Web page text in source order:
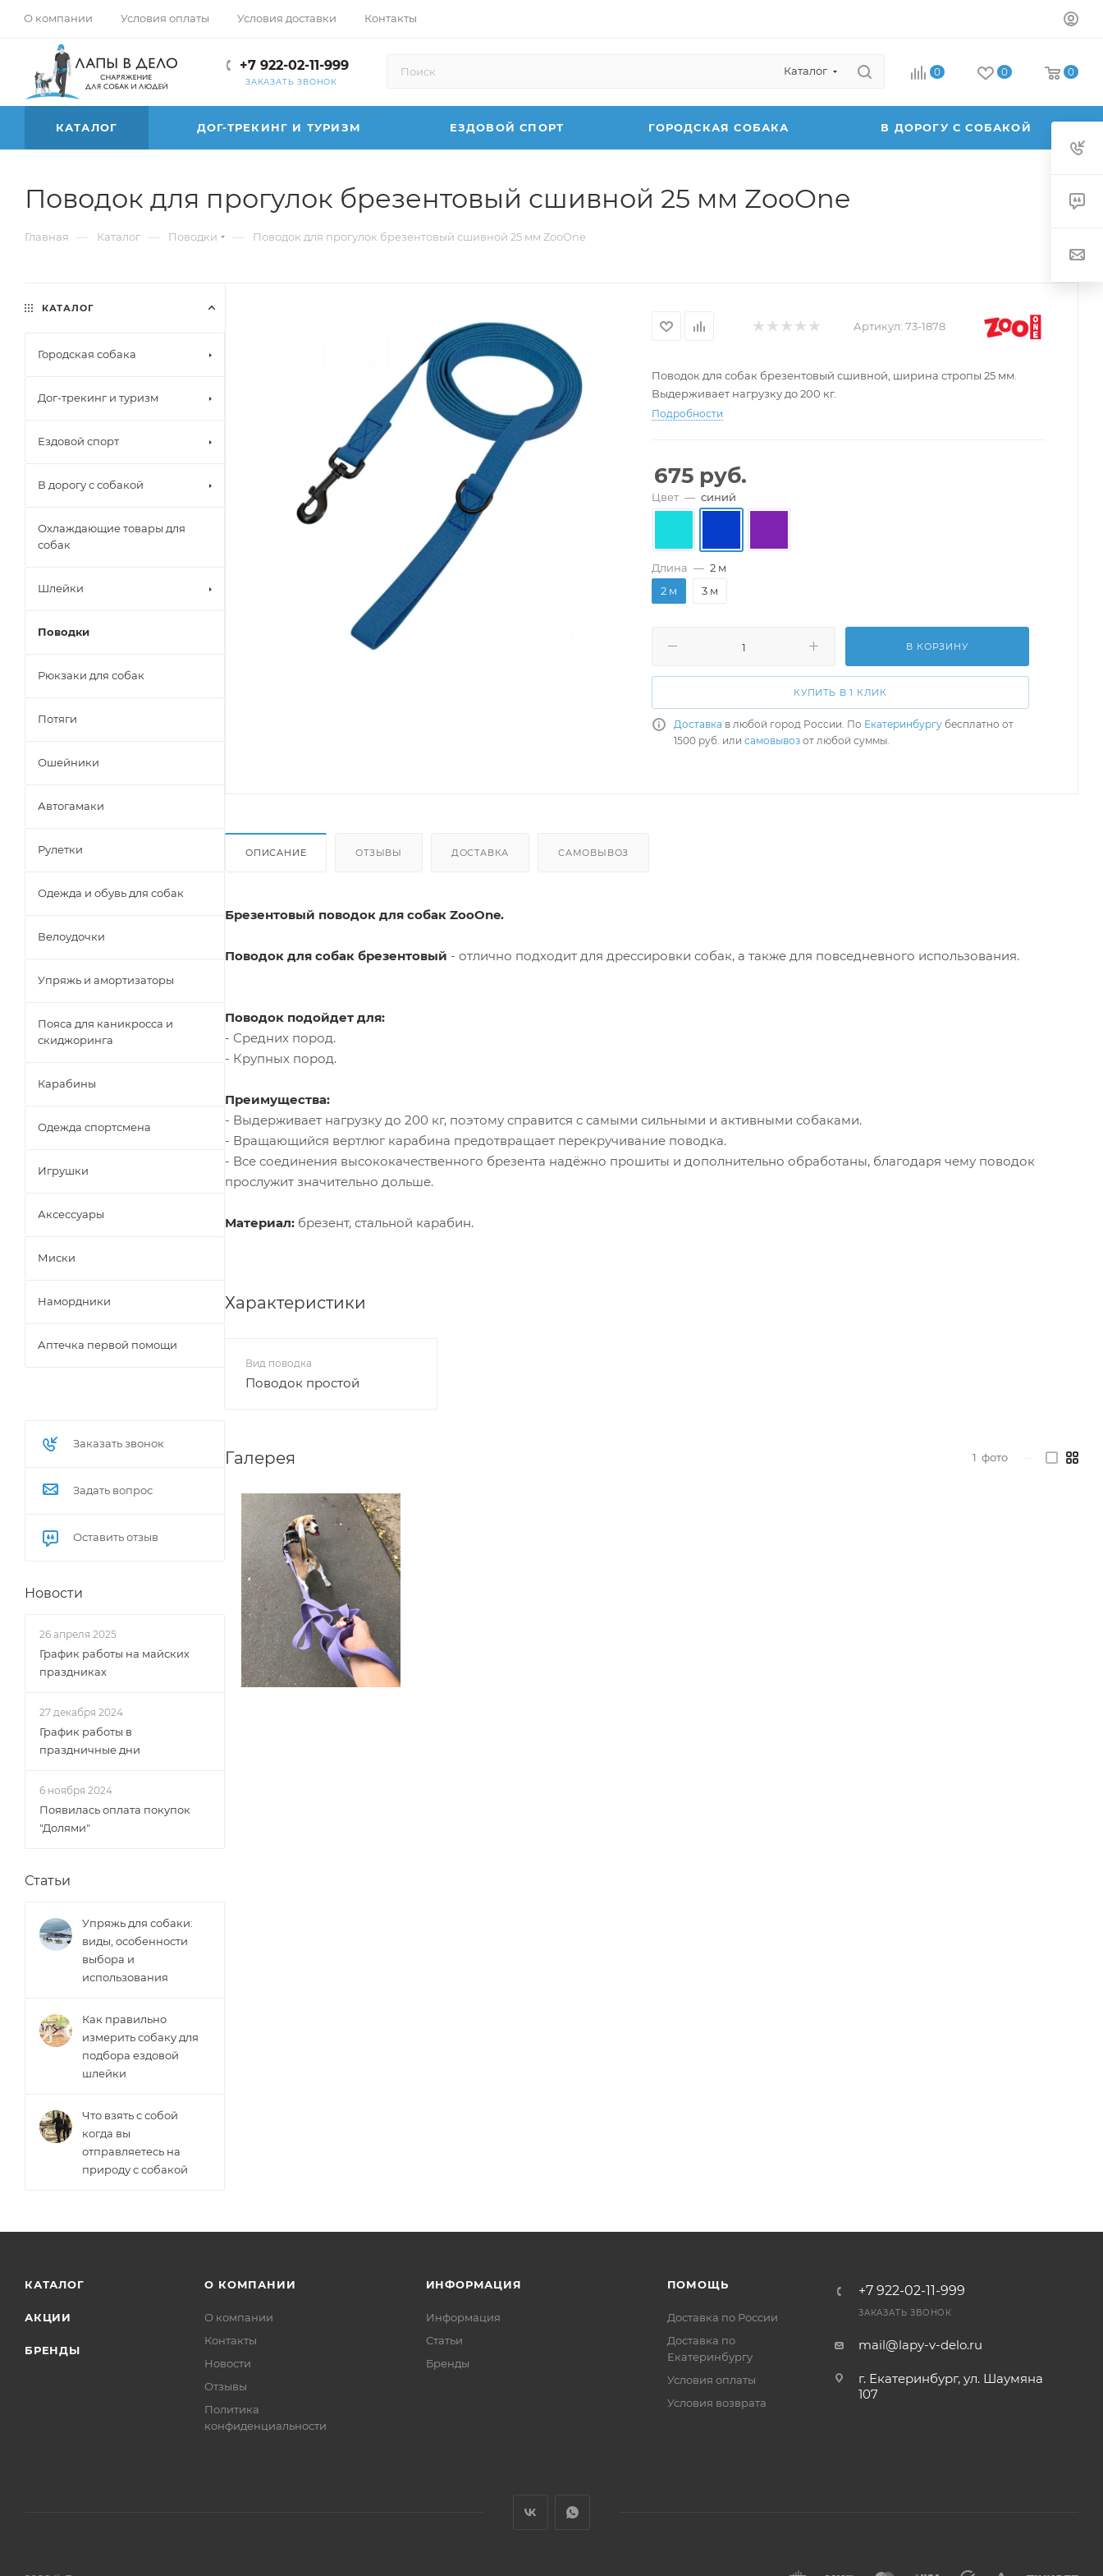
О компании Условия оплаты Условия доставки Контакты
+7 922-02-11-999
ЗАКАЗАТЬ ЗВОНОК
Каталог 0 0 0
КАТАЛОГ ДОГ-ТРЕКИНГ И ТУРИЗМ ЕЗДОВОЙ СПОРТ ГОРОДСКАЯ СОБАКА В ДОРОГУ С СОБАКОЙ
Поводок для прогулок брезентовый сшивной 25 мм ZooOne
Главная — Каталог — Поводки — Поводок для прогулок брезентовый сшивной 25 мм ZooOne
Артикул: 73-1878
Поводок для собак брезентовый сшивной, ширина стропы 25 мм.
Выдерживает нагрузку до 200 кг.
Подробности
675 руб.
Цвет — синий
Длина — 2 м
2 м
3 м
В КОРЗИНУ
КУПИТЬ В 1 КЛИК
Доставка в любой город России. По Екатеринбургу бесплатно от
1500 руб. или самовывоз от любой суммы.
ОПИСАНИЕ ОТЗЫВЫ ДОСТАВКА САМОВЫВОЗ
Брезентовый поводок для собак ZooOne.
Поводок для собак брезентовый - отлично подходит для дрессировки собак, а также для повседневного использования.
Поводок подойдет для:
- Средних пород.
- Крупных пород.
Преимущества:
- Выдерживает нагрузку до 200 кг, поэтому справится с самыми сильными и активными собаками.
- Вращающийся вертлюг карабина предотвращает перекручивание поводка.
- Все соединения высококачественного брезента надёжно прошиты и дополнительно обработаны, благодаря чему поводок
прослужит значительно дольше.
Материал: брезент, стальной карабин.
Характеристики
Вид поводка
Поводок простой
Галерея 1 фото
КАТАЛОГ
Городская собака
Дог-трекинг и туризм
Ездовой спорт
В дорогу с собакой
Охлаждающие товары для
собак
Шлейки
Поводки
Рюкзаки для собак
Потяги
Ошейники
Автогамаки
Рулетки
Одежда и обувь для собак
Велоудочки
Упряжь и амортизаторы
Пояса для каникросса и
скиджоринга
Карабины
Одежда спортсмена
Игрушки
Аксессуары
Миски
Намордники
Аптечка первой помощи
Заказать звонок
Задать вопрос
Оставить отзыв
Новости
26 апреля 2025
График работы на майских
праздниках
27 декабря 2024
График работы в
праздничные дни
6 ноября 2024
Появилась оплата покупок
"Долями"
Статьи
Упряжь для собаки:
виды, особенности
выбора и
использования
Как правильно
измерить собаку для
подбора ездовой
шлейки
Что взять с собой
когда вы
отправляетесь на
природу с собакой
КАТАЛОГ
АКЦИИ
БРЕНДЫ
О КОМПАНИИ
О компании
Контакты
Новости
Отзывы
Политика
конфиденциальности
ИНФОРМАЦИЯ
Информация
Статьи
Бренды
ПОМОЩЬ
Доставка по России
Доставка по
Екатеринбургу
Условия оплаты
Условия возврата
+7 922-02-11-999
ЗАКАЗАТЬ ЗВОНОК
mail@lapy-v-delo.ru
г. Екатеринбург, ул. Шаумяна
107